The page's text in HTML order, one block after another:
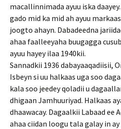
macallinnimada ayuu iska
gado mid ka mid ah ayuu
joogto ahayn. Dabadeedna
ahaa faalleeyaha buugagga
ayuu hayey ilaa 1940kii.
Sannadkii 1936 dabayaaqadiisii,
Isbeyn si uu halkaas uga soo
kala soo jeedey qoladii u
dhigaan Jamhuuriyad. Halkaas
dhaawacay. Dagaalkii Labaad ee
ahaa ciidan loogu tala galay in